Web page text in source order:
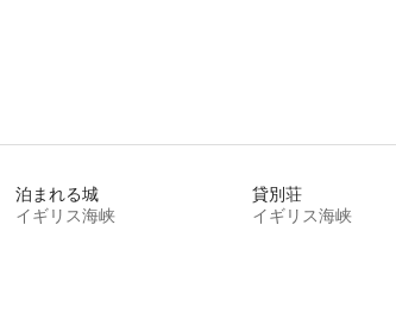
泊まれる城
イギリス海峡
貸別荘
イギリス海峡